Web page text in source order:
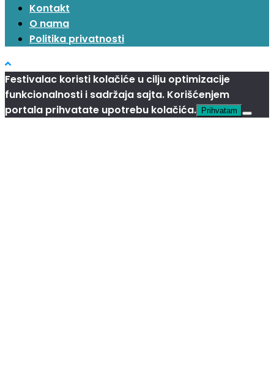
Kontakt
O nama
Politika privatnosti
Festivalac koristi kolačiće u cilju optimizacije
funkcionalnosti i sadržaja sajta. Korišćenjem
portala prihvatate upotrebu kolačića. Prihvatam